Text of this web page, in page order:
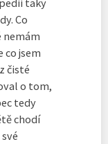
taky
Co
nemám
co jsem
čisté
o tom,
tedy
chodí